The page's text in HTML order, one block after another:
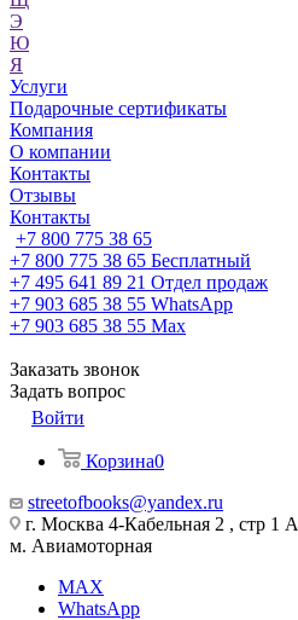
Э
Ю
Я
Услуги
Подарочные сертификаты
Компания
О компании
Контакты
Отзывы
Контакты
+7 800 775 38 65
+7 800 775 38 65 Бесплатный
+7 495 641 89 21 Отдел продаж
+7 903 685 38 55 WhatsApp
+7 903 685 38 55 Max
Заказать звонок
Задать вопрос
Войти
Корзина0
streetofbooks@yandex.ru
г. Москва 4-Кабельная 2 , стр 1 А
м. Авиамоторная
MAX
WhatsApp